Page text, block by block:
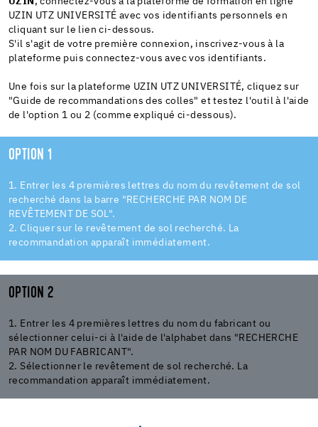
UZIN UTZ UNIVERSITÉ avec vos identifiants personnels en
cliquant sur le lien ci-dessous.
S'il s'agit de votre première connexion, inscrivez-vous à la
plateforme puis connectez-vous avec vos identifiants.
Une fois sur la plateforme UZIN UTZ UNIVERSITÉ, cliquez sur
"Guide de recommandations des colles" et testez l'outil à l'aide
de l'option 1 ou 2 (comme expliqué ci-dessous).
OPTION 1
1. Entrer les 4 premières lettres du nom du revêtement de sol
recherché dans la barre "RECHERCHE PAR NOM DE
REVÊTEMENT DE SOL".
2. Cliquer sur le revêtement de sol recherché. La
recommandation apparaît immédiatement.
OPTION 2
1. Entrer les 4 premières lettres du nom du fabricant ou
sélectionner celui-ci à l'aide de l'alphabet dans "RECHERCHE
PAR NOM DU FABRICANT".
2. Sélectionner le revêtement de sol recherché. La
recommandation apparaît immédiatement.